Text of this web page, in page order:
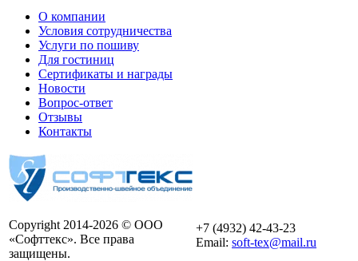
О компании
Условия сотрудничества
Услуги по пошиву
Для гостиниц
Сертификаты и награды
Новости
Вопрос-ответ
Отзывы
Контакты
Copyright 2014-2026 © ООО
«Софттекс». Все права
защищены.
+7 (4932) 42-43-23
Email: soft-tex@mail.ru